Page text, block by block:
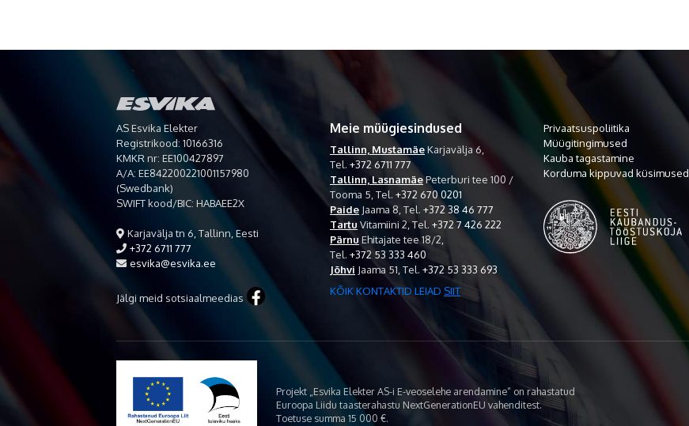
AS Esvika Elekter
Registrikood: 10166316
KMKR nr: EE100427897
A/A: EE842200221001157980
(Swedbank)
SWIFT kood/BIC: HABAEE2X
Karjavälja tn 6, Tallinn, Eesti
+372 6711 777
esvika@esvika.ee
Jälgi meid sotsiaalmeedias
Meie müügiesindused
Tallinn, MustamäeKarjavälja 6,
Tel. +372 6711 777
Tallinn, LasnamäePeterburi tee 100 /
Tooma 5, Tel. +372 670 0201
Paide Jaama 8, Tel. +372 38 46 777
Tartu Vitamiini 2,Tel. +372 7 426 222
Pärnu Ehitajate tee 18/2,
Tel. +372 53 333 460
Jõhvi Jaama 51, Tel. +372 53 333 693
KÕIK KONTAKTID LEIAD SIIT
Privaatsuspoliitika
Müügitingimused
Kauba tagastamine
Korduma kippuvad küsimused
Projekt „Esvika Elekter AS-i E-veoselehe arendamine“ on rahastatud
Euroopa Liidu taasterahastu NextGenerationEU vahenditest.
Toetuse summa 15 000 €.